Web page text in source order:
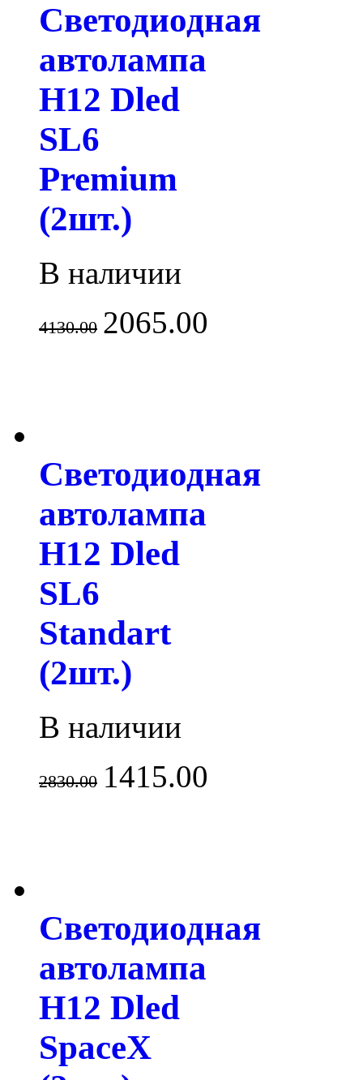
Светодиодная
автолампа
H12 Dled
SL6
Premium
(2шт.)
В наличии
4130.00 2065.00
Светодиодная
автолампа
H12 Dled
SL6
Standart
(2шт.)
В наличии
2830.00 1415.00
Светодиодная
автолампа
H12 Dled
SpaceX